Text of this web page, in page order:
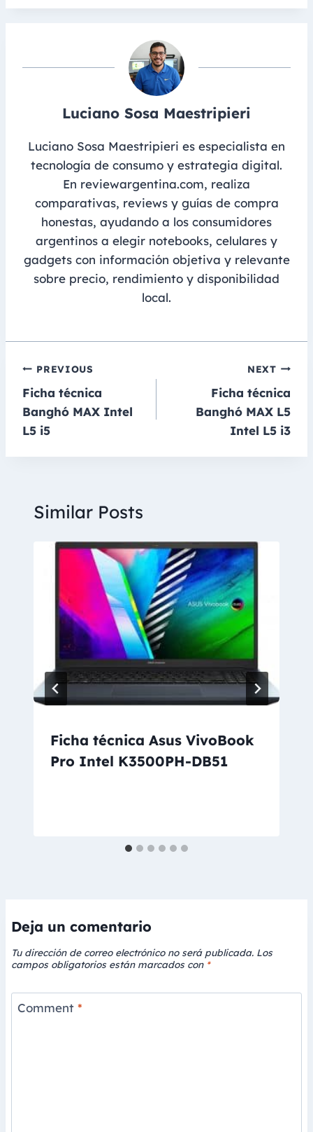
Luciano Sosa Maestripieri
Luciano Sosa Maestripieri es especialista en
tecnología de consumo y estrategia digital.
En reviewargentina.com, realiza
comparativas, reviews y guías de compra
honestas, ayudando a los consumidores
argentinos a elegir notebooks, celulares y
gadgets con información objetiva y relevante
sobre precio, rendimiento y disponibilidad
local.
Navegación
de
entradas
PREVIOUS
Ficha técnica
Banghó MAX Intel
L5 i5
NEXT
Ficha técnica
Banghó MAX L5
Intel L5 i3
Similar Posts
Ficha técnica Asus VivoBook
Pro Intel K3500PH-DB51
Deja un comentario
Tu dirección de correo electrónico no será publicada. Los
campos obligatorios están marcados con *
Comment *